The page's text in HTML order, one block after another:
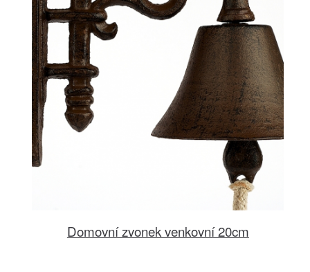
Domovní zvonek venkovní 20cm